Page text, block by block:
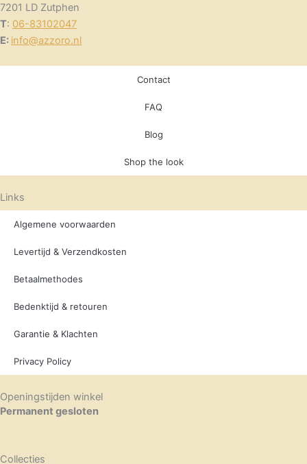
7201 LD Zutphen
T: 06-83102047
E: info@azzoro.nl
Contact
FAQ
Blog
Shop the look
Links
Algemene voorwaarden
Levertijd & Verzendkosten
Betaalmethodes
Bedenktijd & retouren
Garantie & Klachten
Privacy Policy
Openingstijden winkel
Permanent gesloten
Collecties